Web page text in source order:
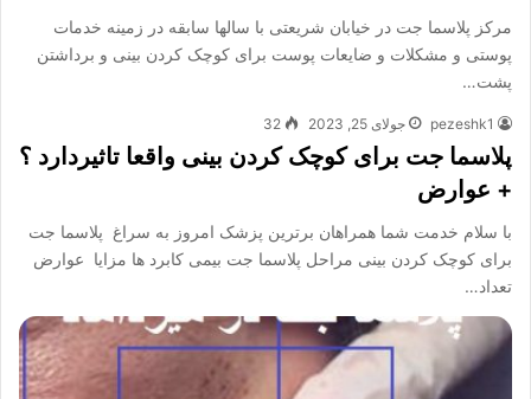
مرکز پلاسما جت در خیابان شریعتی با سالها سابقه در زمینه خدمات
پوستی و مشکلات و ضایعات پوست برای کوچک کردن بینی و برداشتن
پشت…
pezeshk1 جولای 25, 2023 32
پلاسما جت برای کوچک کردن بینی واقعا تاثیردارد ؟
+ عوارض
با سلام خدمت شما همراهان برترین پزشک امروز به سراغ پلاسما جت
برای کوچک کردن بینی مراحل پلاسما جت بیمی کابرد ها مزایا عوارض
تعداد…